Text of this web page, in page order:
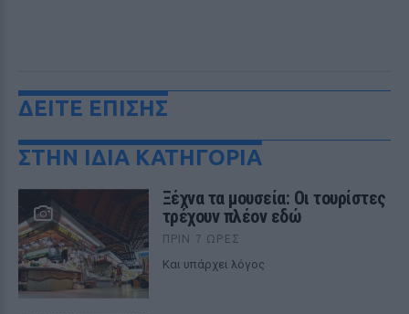
ΔΕΙΤΕ ΕΠΙΣΗΣ
ΣΤΗΝ ΙΔΙΑ ΚΑΤΗΓΟΡΙΑ
Ξέχνα τα μουσεία: Οι τουρίστες
τρέχουν πλέον εδώ
ΠΡΙΝ 7 ΏΡΕΣ
Και υπάρχει λόγος